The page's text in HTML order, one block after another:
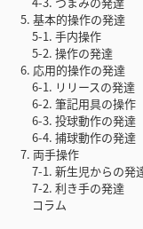
5. 基本的操作の発達
5-1. 手内操作
5-2. 操作の発達
6. 応用的操作の発達
6-1. リリースの発達
6-2. 筆記用具の操作
6-3. 投球動作の発達
6-4. 捕球動作の発達
7. 両手操作
7-1. 新生児からの発
7-2. 利き手の発達
コラム